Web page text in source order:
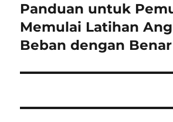
Next
post:
Panduan untuk
Memulai Latihan
Beban dengan Benar